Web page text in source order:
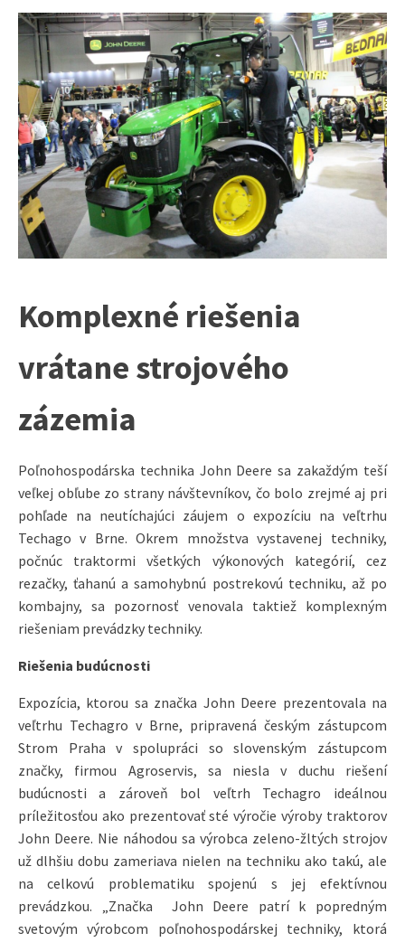
Komplexné riešenia
vrátane strojového
zázemia
Poľnohospodárska technika John Deere sa zakaždým teší
veľkej obľube zo strany návštevníkov, čo bolo zrejmé aj pri
pohľade na neutíchajúci záujem o expozíciu na veľtrhu
Techago v Brne. Okrem množstva vystavenej techniky,
počnúc traktormi všetkých výkonových kategórií, cez
rezačky, ťahanú a samohybnú postrekovú techniku, až po
kombajny, sa pozornosť venovala taktiež komplexným
riešeniam prevádzky techniky.
Riešenia budúcnosti
Expozícia, ktorou sa značka John Deere prezentovala na
veľtrhu Techagro v Brne, pripravená českým zástupcom
Strom Praha v spolupráci so slovenským zástupcom
značky, firmou Agroservis, sa niesla v duchu riešení
budúcnosti a zároveň bol veľtrh Techagro ideálnou
príležitosťou ako prezentovať sté výročie výroby traktorov
John Deere. Nie náhodou sa výrobca zeleno-žltých strojov
už dlhšiu dobu zameriava nielen na techniku ako takú, ale
na celkovú problematiku spojenú s jej efektívnou
prevádzkou. „Značka John Deere patrí k popredným
svetovým výrobcom poľnohospodárskej techniky, ktorá